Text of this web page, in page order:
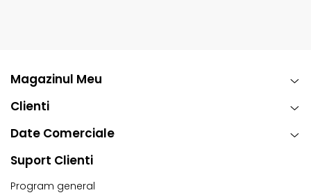
Magazinul Meu
Clienti
Date Comerciale
Suport Clienti
Program general